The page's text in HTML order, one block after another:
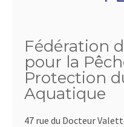
Fédération
pour la
Protection
Aquatique
47 rue du Docteur